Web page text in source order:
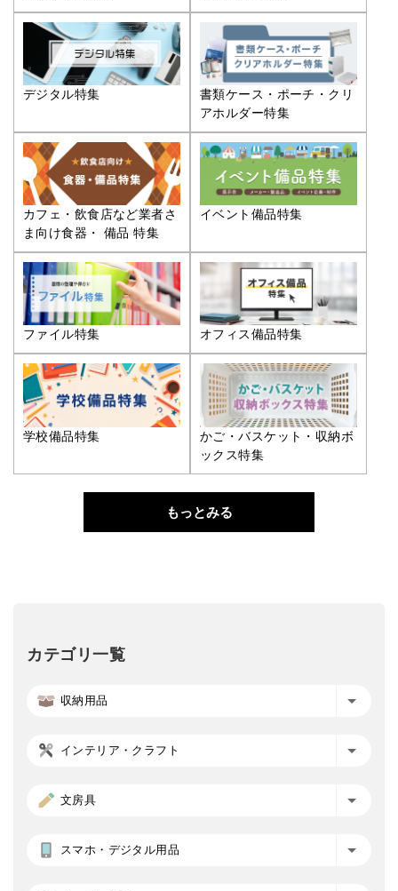
デジタル特集
書類ケース・ポーチ・クリ
アホルダー特集
カフェ・飲食店など業者さ
ま向け食器・ 備品 特集
イベント備品特集
ファイル特集 オフィス備品特集
学校備品特集
かご・バスケット・収納ボ
ックス特集
もっとみる
カテゴリ一覧
収納用品
インテリア・クラフト
文房具
スマホ・デジタル用品